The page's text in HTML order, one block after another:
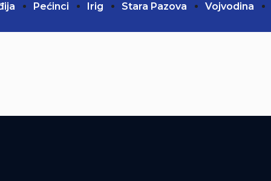
Pećinci Irig Stara Pazova Vojvodina